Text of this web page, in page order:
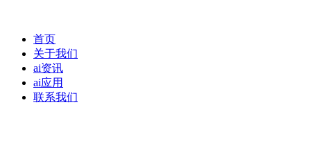
首页
关于我们
ai资讯
ai应用
联系我们